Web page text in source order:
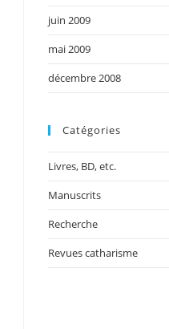
juin 2009
mai 2009
décembre 2008
Catégories
Livres, BD, etc.
Manuscrits
Recherche
Revues catharisme